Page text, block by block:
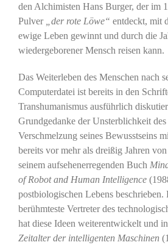
den Alchimisten Hans Burger, der im
Pulver
„der rote Löwe“ entdeckt, mit
ewige Leben gewinnt und durch die
wiedergeborener Mensch reisen kann.
Das Weiterleben des Menschen nach
Computerdatei ist bereits in den
Transhumanismus ausführlich
Grundgedanke der Unsterblichkeit
Verschmelzung seines Bewusstseins
bereits vor mehr als dreißig Jahren
seinem aufsehenerregenden Buch
of Robot and Human Intelligence
postbiologischen Lebens
berühmteste Vertreter des
hat diese Ideen weiterentwickelt und
Zeitalter der intelligenten Maschinen